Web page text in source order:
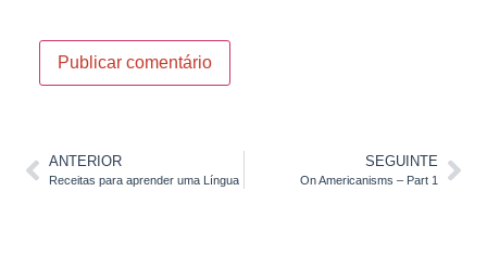
ANTERIOR
Receitas para aprender uma Língua
SEGUINTE
On Americanisms – Part 1